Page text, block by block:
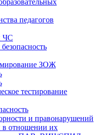
педагогов
ЧС
ЗОЖ
тестирование
и правонарушений
в отношении их